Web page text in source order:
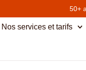
50+
Nos services et tarifs